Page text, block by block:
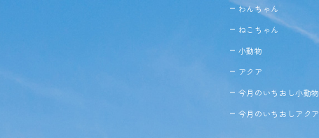
わんちゃん
ねこちゃん
小動物
アクア
今月のいちおし小動物
今月のいちおしアクア